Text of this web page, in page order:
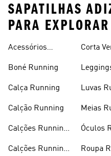
SAPATILHAS
PARA EXPLORAR
Acessórios
Boné Running
Calça Running
Calção Running
Calções Running
Calções Running
Corta
Luvas
Meias
Óculos
Roupa